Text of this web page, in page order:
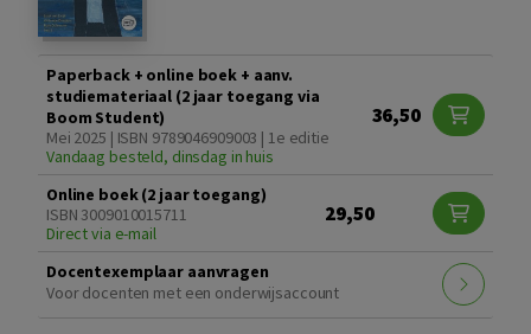
Paperback + online boek + aanv.
studiemateriaal (2 jaar toegang via
Boom Student)
Mei 2025 | ISBN 9789046909003 | 1e editie
Vandaag besteld, dinsdag in huis
36,50
Online boek (2 jaar toegang)
ISBN 3009010015711
Direct via e-mail
29,50
Docentexemplaar aanvragen
Voor docenten met een onderwijsaccount